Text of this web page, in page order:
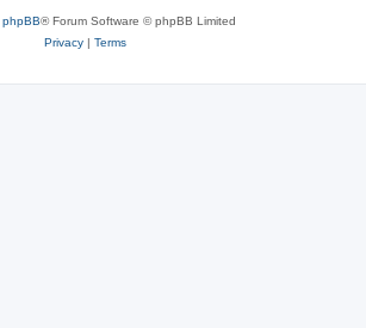
phpBB® Forum Software © phpBB Limited
Privacy| Terms